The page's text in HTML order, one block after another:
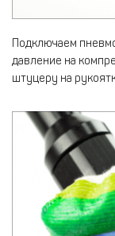
Подключаем
давление на
штуцеру на